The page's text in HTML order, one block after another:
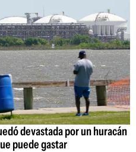
devastada por un huracán
puede gastar